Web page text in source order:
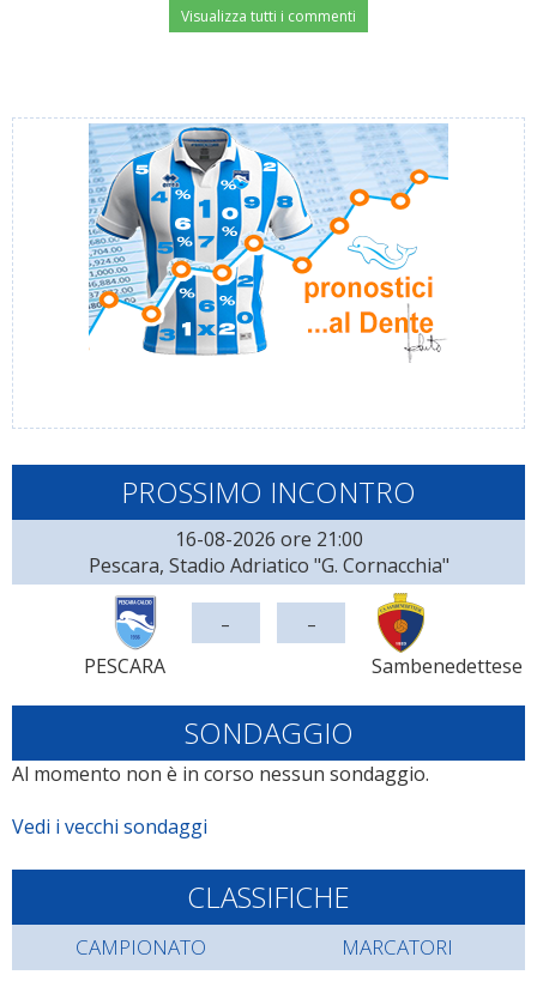
Visualizza tutti i commenti
PROSSIMO INCONTRO
16-08-2026 ore 21:00
Pescara, Stadio Adriatico "G. Cornacchia"
PESCARA
- -
Sambenedettese
SONDAGGIO
Al momento non è in corso nessun sondaggio.
Vedi i vecchi sondaggi
CLASSIFICHE
CAMPIONATO MARCATORI